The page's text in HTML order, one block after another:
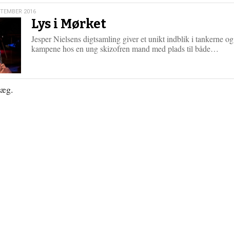
2016
Lys i Mørket
Jesper Nielsens digtsamling giver et unikt indblik i tankerne og
kampene hos en ung skizofren mand med plads til både…
m